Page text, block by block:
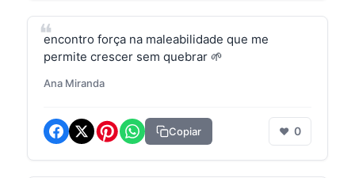
encontro força na maleabilidade que me
permite crescer sem quebrar 🌱
Ana Miranda
Copiar ❤ 0